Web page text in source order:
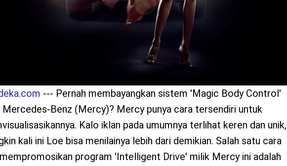
--- Pernah membayangkan sistem 'Magic Body Control'
Mercedes-Benz (Mercy)? Mercy punya cara tersendiri untuk
Kalo iklan pada umumnya terlihat keren dan unik,
kali ini Loe bisa menilainya lebih dari demikian. Salah satu cara
program 'Intelligent Drive' milik Mercy ini adalah